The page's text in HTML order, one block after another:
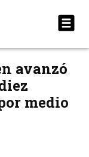
avanzó
medio